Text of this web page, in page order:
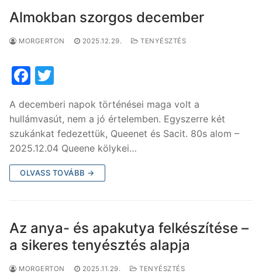
Almokban szorgos december
MORGERTON 2025.12.29. TENYÉSZTÉS
F
c
e
b
o
o
itt
er
A decemberi napok történései maga volt a
hullámvasút, nem a jó értelemben. Egyszerre két
szukánkat fedezettük, Queenet és Sacit. 80s alom –
2025.12.04 Queene kölykei…
OLVASS TOVÁBB →
Az anya- és apakutya felkészítése –
a sikeres tenyésztés alapja
MORGERTON 2025.11.29. TENYÉSZTÉS